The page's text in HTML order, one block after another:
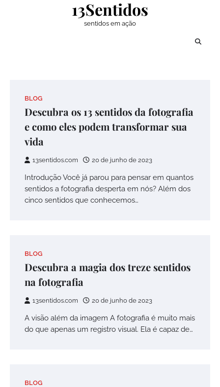
13Sentidos
sentidos em ação
BLOG
Descubra os 13 sentidos da fotografia
e como eles podem transformar sua
vida
13sentidos.com 20 de junho de 2023
Introdução Você já parou para pensar em quantos
sentidos a fotografia desperta em nós? Além dos
cinco sentidos que conhecemos…
BLOG
Descubra a magia dos treze sentidos
na fotografia
13sentidos.com 20 de junho de 2023
A visão além da imagem A fotografia é muito mais
do que apenas um registro visual. Ela é capaz de…
BLOG